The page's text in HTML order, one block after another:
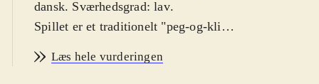
dansk. Sværhedsgrad: lav.
Spillet er et traditionelt "peg-og-klik"
løse gåder og udforske omgivelserne
Læs hele vurderingen